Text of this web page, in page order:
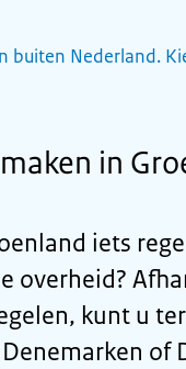
buiten Nederland.
in
iets
overheid?
kunt u
of